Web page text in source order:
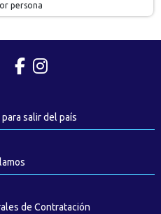
persona
salir del país
de Contratación